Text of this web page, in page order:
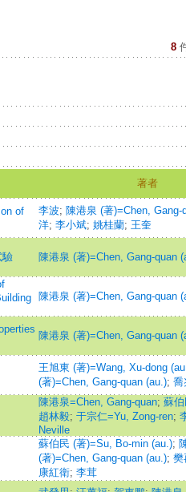
8
著者
of
李波; 陳港泉 (著)=Chen, Gang-
洋; 李小斌; 姚桂蘭; 王奎
驗 陳港泉 (著)=Chen, Gang-quan
陳港泉 (著)=Chen, Gang-quan
陳港泉 (著)=Chen, Gang-quan
王旭東 (著)=Wang, Xu-dong
(著)=Chen, Gang-quan (au.); 喬
陳港泉=Chen, Gang-quan; 蘇
趙林毅; 于宗仁=Yu, Zong-ren;
Neville
蘇伯民 (著)=Su, Bo-min (au.);
(著)=Chen, Gang-quan (au.); 樊
康紅衛; 李茸